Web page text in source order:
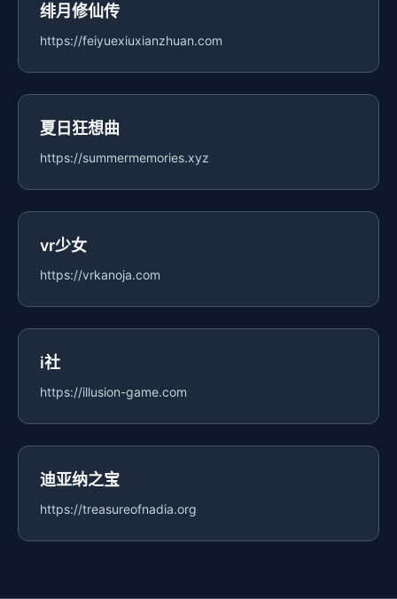
绯月修仙传
https://feiyuexiuxianzhuan.com
夏日狂想曲
https://summermemories.xyz
vr少女
https://vrkanoja.com
i社
https://illusion-game.com
迪亚纳之宝
https://treasureofnadia.org